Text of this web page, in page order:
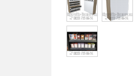
Cigarette Dispensers